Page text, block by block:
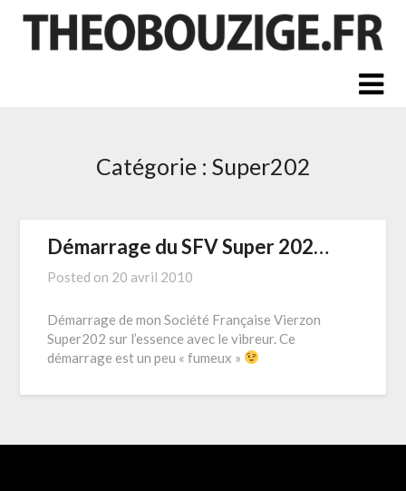
Skip
Catégorie : Super202
Démarrage du SFV Super 202…
Posted on 20 avril 2010
Démarrage de mon Société Française Vierzon
Super202 sur l’essence avec le vibreur. Ce
démarrage est un peu « fumeux »